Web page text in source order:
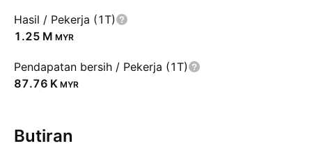
Hasil / Pekerja (1T)
‪1.25 M‬ MYR
Pendapatan bersih / Pekerja (1T)
‪87.76 K‬ MYR
Butiran